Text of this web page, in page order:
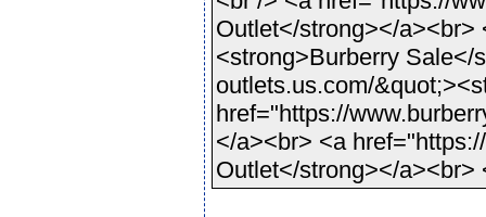
Outlet</strong></a><br>
<strong>Burberry Sale</
outlets.us.com/
href="https://
</a><br> <a
Outlet</strong></a><br>